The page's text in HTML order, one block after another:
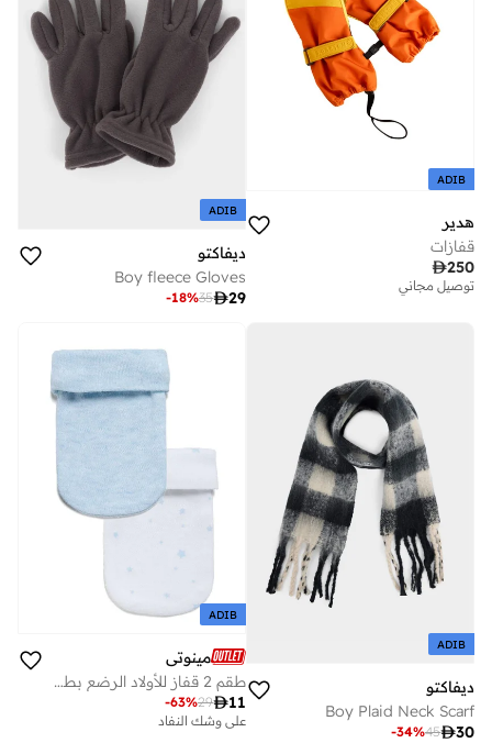
ADIB
هدير
قفازات
250
توصيل مجاني
ADIB
ديفاكتو
Boy fleece Gloves
29
35
-18%
ADIB
ديفاكتو
Boy Plaid Neck Scarf
30
45
-34%
ADIB
مينوتي
طقم 2 قفاز للأولاد الرضع بطبعة نجوم وتصميم سادة
11
29
-63%
على وشك النفاد